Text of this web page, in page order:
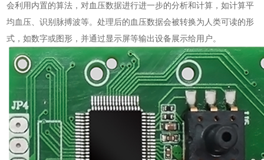
会利用内置的算法，对血压数据进行进一步的分析和计算，如计算平
均血压、识别脉搏波等。处理后的血压数据会被转换为人类可读的形
式，如数字或图形，并通过显示屏等输出设备展示给用户。